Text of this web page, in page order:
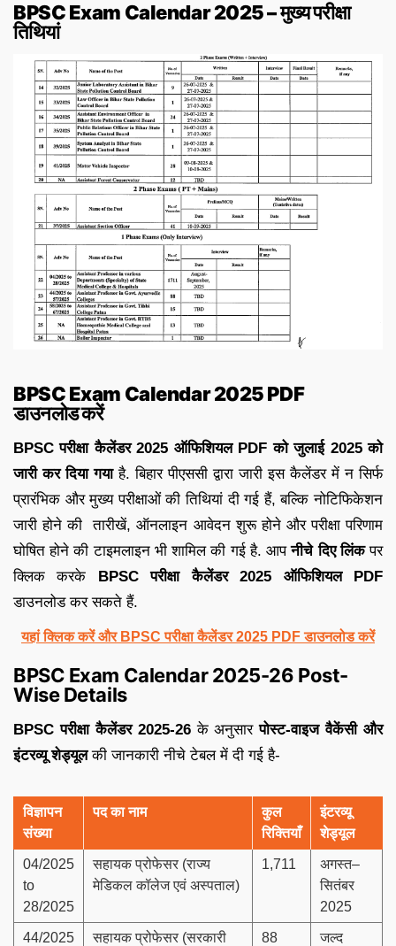
BPSC Exam Calendar 2025 – मुख्य परीक्षा
तिथियां
BPSC Exam Calendar 2025 PDF
डाउनलोड करें
BPSC परीक्षा कैलेंडर 2025 ऑफिशियल PDF को जुलाई 2025 को
जारी कर दिया गयाहै. बिहार पीएससी द्वारा जारी इस कैलेंडर में न सिर्फ
प्रारंभिक और मुख्य परीक्षाओं की तिथियां दी गई हैं, बल्कि नोटिफिकेशन
जारी होने की तारीखें, ऑनलाइन आवेदन शुरू होने और परीक्षा परिणाम
घोषित होने की टाइमलाइन भी शामिल की गई है. आपनीचे दिए लिंकपर
क्लिक करके BPSC परीक्षा कैलेंडर 2025 ऑफिशियल PDF
डाउनलोड कर सकते हैं.
यहां क्लिक करें और BPSC परीक्षा कैलेंडर 2025 PDF डाउनलोड करें
BPSC Exam Calendar 2025-26 Post-
Wise Details
BPSC परीक्षा कैलेंडर 2025-26के अनुसारपोस्ट-वाइज वैकेंसी और
इंटरव्यू शेड्यूलकी जानकारी नीचे टेबल में दी गई है-
विज्ञापन
संख्या
पद का नाम
कुल
रिक्तियाँ
इंटरव्यू
शेड्यूल
04/2025
to
28/2025
सहायक प्रोफेसर (राज्य
मेडिकल कॉलेज एवं अस्पताल)
1,711
अगस्त–
सितंबर
2025
44/2025
सहायक प्रोफेसर (सरकारी
88
जल्द